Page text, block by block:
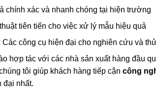
chính xác và nhanh chóng tại hiện trường
tiên tiến cho việc xử lý mẫu hiệu quả
Các công cụ hiện đại cho nghiên cứu và
hợp tác với các nhà sản xuất hàng đầu
tôi giúp khách hàng tiếp cận công
đại nhất.